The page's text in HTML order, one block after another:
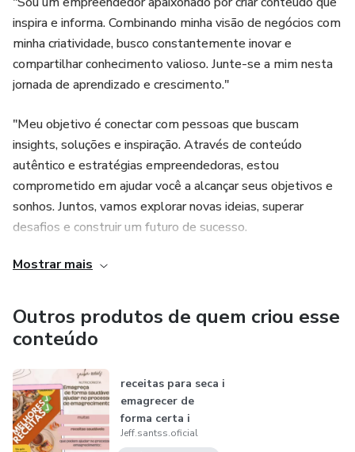
inspira e informa. Combinando minha visão de negócios com
minha criatividade, busco constantemente inovar e
compartilhar conhecimento valioso. Junte-se a mim nesta
jornada de aprendizado e crescimento."
"Meu objetivo é conectar com pessoas que buscam
insights, soluções e inspiração. Através de conteúdo
autêntico e estratégias empreendedoras, estou
comprometido em ajudar você a alcançar seus objetivos e
sonhos. Juntos, vamos explorar novas ideias, superar
desafios e construir um futuro de sucesso.
Mostrar mais
Outros produtos de quem criou esse
conteúdo
receitas para seca i
emagrecer de
forma certa i
saudável
Jeff.santss.oficial